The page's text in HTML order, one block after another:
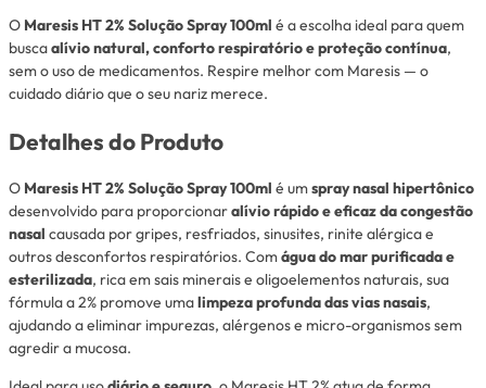
O Maresis HT 2% Solução Spray 100ml é a escolha ideal para quem
buscaalívio natural, conforto respiratório e proteção contínua,
sem o uso de medicamentos. Respire melhor com Maresis — o
cuidado diário que o seu nariz merece.
Detalhes do Produto
O Maresis HT 2% Solução Spray 100ml é umspray nasal hipertônico
desenvolvido para proporcionaralívio rápido e eficaz da congestão
nasal causada por gripes, resfriados, sinusites, rinite alérgica e
outros desconfortos respiratórios. Comágua do mar purificada e
esterilizada, rica em sais minerais e oligoelementos naturais, sua
fórmula a 2% promove umalimpeza profunda das vias nasais,
ajudando a eliminar impurezas, alérgenos e micro-organismos sem
agredir a mucosa.